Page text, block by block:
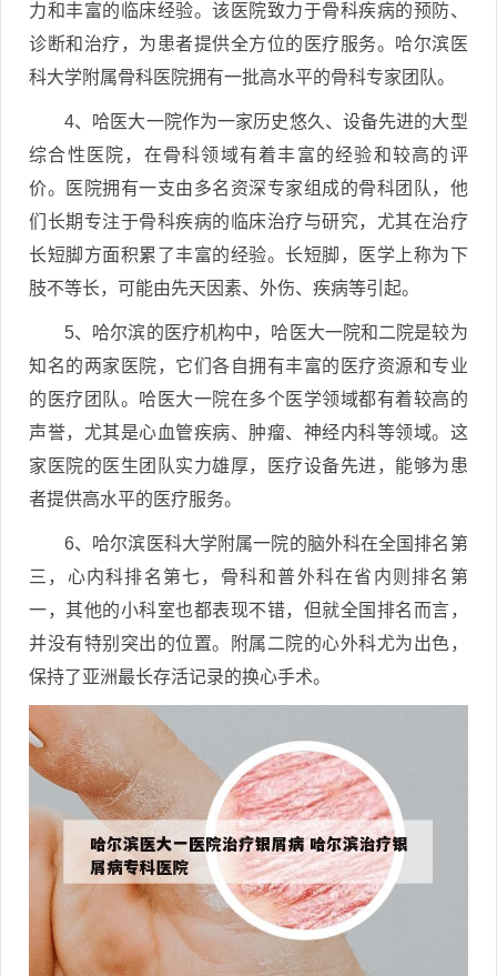
力和丰富的临床经验。该医院致力于骨科疾病的预防、
诊断和治疗，为患者提供全方位的医疗服务。哈尔滨医
科大学附属骨科医院拥有一批高水平的骨科专家团队。
4、哈医大一院作为一家历史悠久、设备先进的大型
综合性医院，在骨科领域有着丰富的经验和较高的评
价。医院拥有一支由多名资深专家组成的骨科团队，他
们长期专注于骨科疾病的临床治疗与研究，尤其在治疗
长短脚方面积累了丰富的经验。长短脚，医学上称为下
肢不等长，可能由先天因素、外伤、疾病等引起。
5、哈尔滨的医疗机构中，哈医大一院和二院是较为
知名的两家医院，它们各自拥有丰富的医疗资源和专业
的医疗团队。哈医大一院在多个医学领域都有着较高的
声誉，尤其是心血管疾病、肿瘤、神经内科等领域。这
家医院的医生团队实力雄厚，医疗设备先进，能够为患
者提供高水平的医疗服务。
6、哈尔滨医科大学附属一院的脑外科在全国排名第
三，心内科排名第七，骨科和普外科在省内则排名第
一，其他的小科室也都表现不错，但就全国排名而言，
并没有特别突出的位置。附属二院的心外科尤为出色，
保持了亚洲最长存活记录的换心手术。